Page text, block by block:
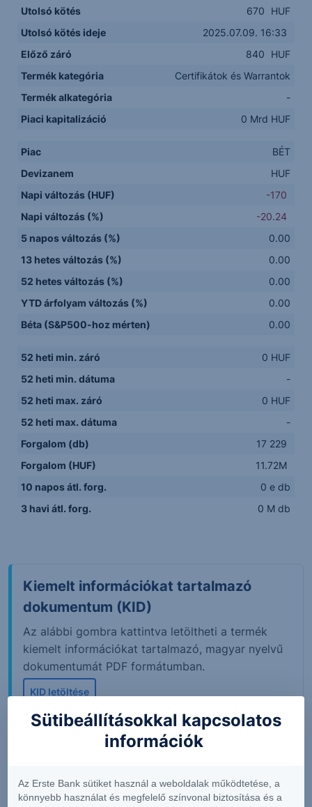
Utolsó kötés
670
HUF
Utolsó kötés ideje
2025.07.09. 16:33
Előző záró
840
HUF
Termék kategória
Certifikátok és Warrantok
Termék alkategória
-
Piaci kapitalizáció
0 Mrd HUF
Piac
BÉT
Devizanem
HUF
Napi változás (HUF)
-170
Napi változás (%)
-20.24
5 napos változás (%)
0.00
13 hetes változás (%)
0.00
52 hetes változás (%)
0.00
YTD árfolyam változás (%)
0.00
Béta (S&P500-hoz mérten)
0.00
52 heti min. záró
0 HUF
52 heti min. dátuma
-
52 heti max. záró
0 HUF
52 heti max. dátuma
-
Forgalom (db)
17 229
Forgalom (HUF)
11.72M
10 napos átl. forg.
0 e db
3 havi átl. forg.
0 M db
Kiemelt információkat tartalmazó
dokumentum (KID)
Az alábbi gombra kattintva letöltheti a termék
kiemelt információkat tartalmazó, magyar nyelvű
dokumentumát PDF formátumban.
KID letöltése
Zrt.
Sütibeállításokkal kapcsolatos
információk
Az Erste Bank sütiket használ a weboldalak működtetése, a
könnyebb használat és megfelelő színvonal biztosítása és a